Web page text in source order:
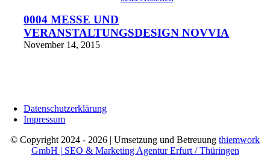
0004 MESSE UND
VERANSTALTUNGSDESIGN NOVVIA
November 14, 2015
Datenschutzerklärung
Impressum
© Copyright 2024 - 2026 | Umsetzung und Betreuung thiemwork
GmbH | SEO & Marketing Agentur Erfurt / Thüringen